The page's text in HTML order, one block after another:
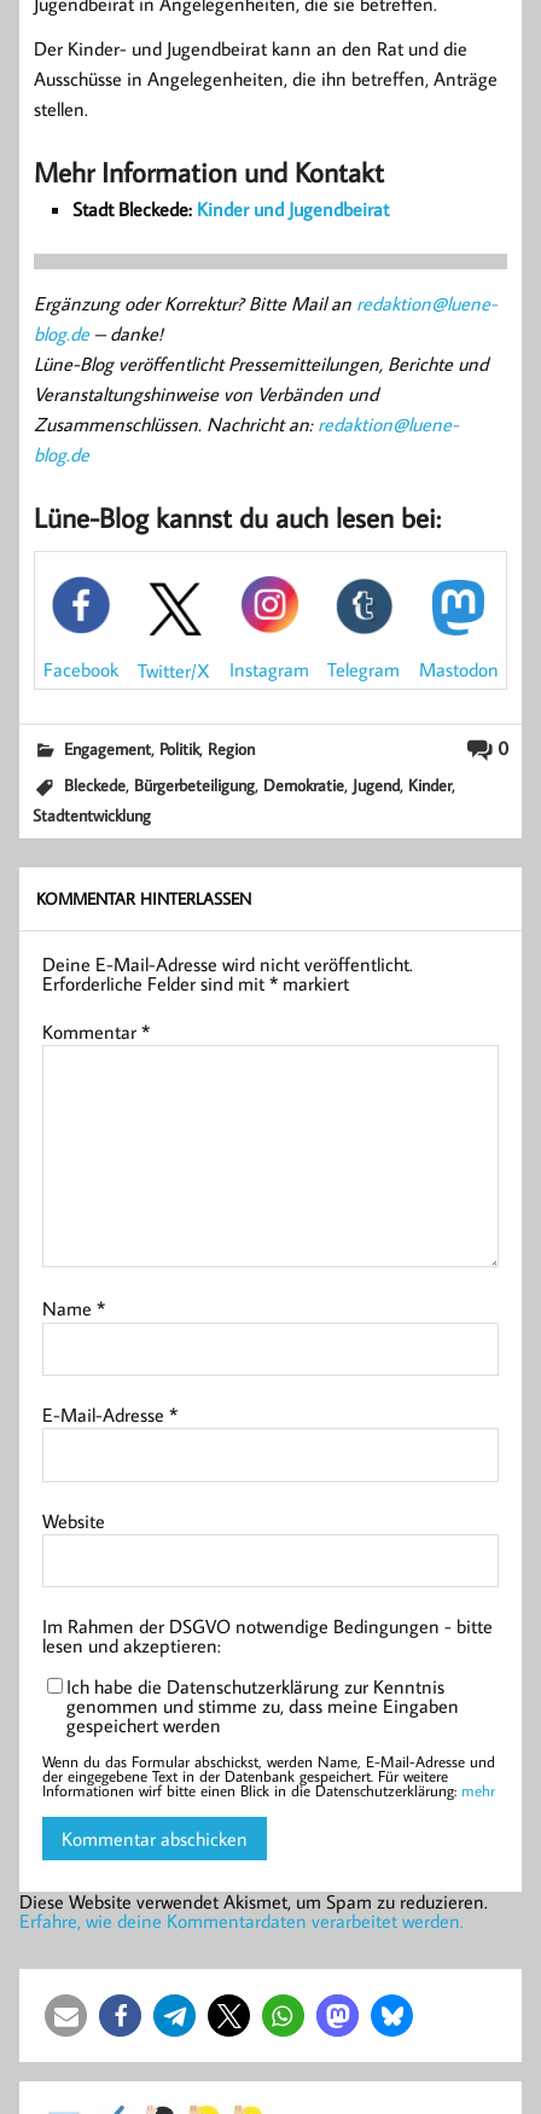
Der Kinder- und Jugendbeirat kann an den Rat und die
Ausschüsse in Angelegenheiten, die ihn betreffen, Anträge
stellen.
Mehr Information und Kontakt
Stadt Bleckede: Kinder und Jugendbeirat
Ergänzung oder Korrektur? Bitte Mail an redaktion@luene-
blog.de– danke!
Lüne-Blog veröffentlicht Pressemitteilungen, Berichte und
Veranstaltungshinweise von Verbänden und
Zusammenschlüssen. Nachricht an: redaktion@luene-
blog.de
Lüne-Blog kannst du auch lesen bei:
Facebook Twitter/X Instagram Telegram Mastodon
0
Engagement, Politik, Region
Bleckede, Bürgerbeteiligung, Demokratie, Jugend, Kinder,
Stadtentwicklung
KOMMENTAR HINTERLASSEN
Deine E-Mail-Adresse wird nicht veröffentlicht.
Erforderliche Felder sind mit* markiert
Kommentar*
Name*
E-Mail-Adresse*
Website
Im Rahmen der DSGVO notwendige Bedingungen - bitte
lesen und akzeptieren:
Ich habe die Datenschutzerklärung zur Kenntnis
genommen und stimme zu, dass meine Eingaben
gespeichert werden
Wenn du das Formular abschickst, werden Name, E-Mail-Adresse und
der eingegebene Text in der Datenbank gespeichert. Für weitere
Informationen wirf bitte einen Blick in die Datenschutzerklärung: mehr
Diese Website verwendet Akismet, um Spam zu reduzieren.
Erfahre, wie deine Kommentardaten verarbeitet werden.